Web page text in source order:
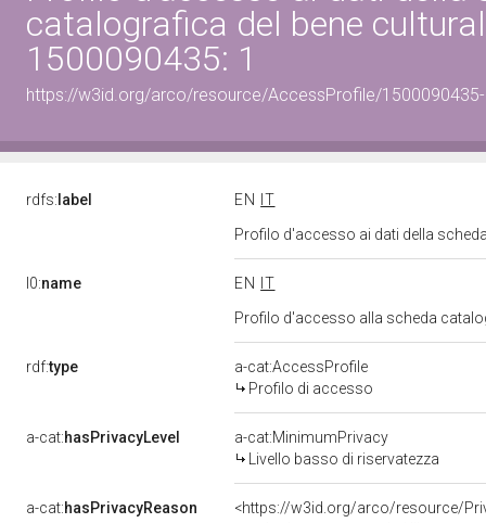
catalografica del bene
1500090435: 1
https://w3id.org/arco/resource/AccessProfile/
rdfs: label EN
IT
Profilo d'accesso ai dati della
l0:name EN
IT
Profilo d'accesso alla scheda
rdf:type
a-cat:AccessProfile
Profilo di accesso
a-cat:hasPrivacyLevel
a-cat:MinimumPrivacy
Livello basso di riservatezza
a-cat:hasPrivacyReason
<https://w3id.org/arco/resource/